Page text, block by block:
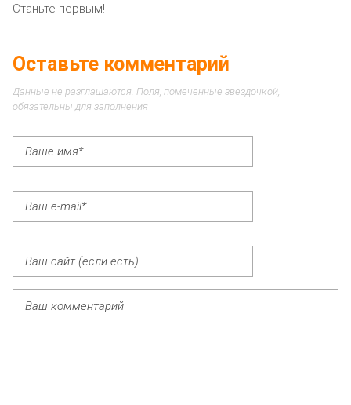
Станьте первым!
Оставьте комментарий
Данные не разглашаются. Поля, помеченные звездочкой,
обязательны для заполнения